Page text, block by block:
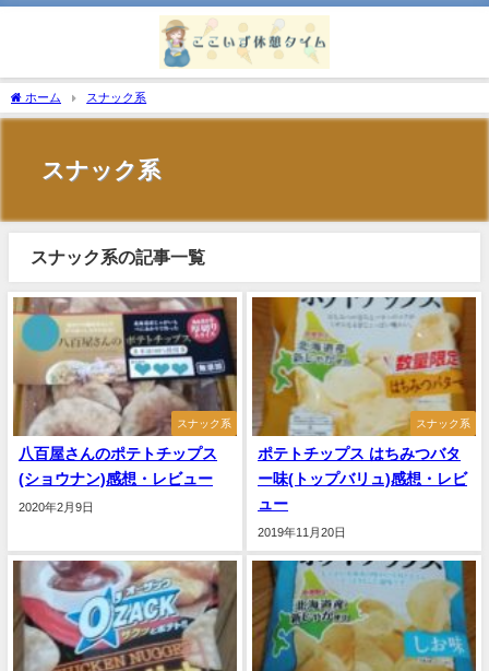
ホーム スナック系
スナック系
スナック系の記事一覧
スナック系
八百屋さんのポテトチップス
(ショウナン)感想・レビュー
2020年2月9日
スナック系
ポテトチップス はちみつバタ
ー味(トップバリュ)感想・レビ
ュー
2019年11月20日